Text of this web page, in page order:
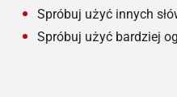
Spróbuj użyć innych
Spróbuj użyć bardziej